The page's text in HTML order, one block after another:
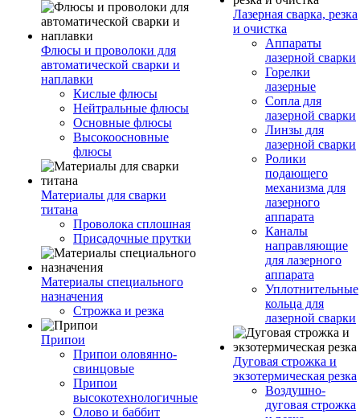
Флюсы и проволоки для
автоматической сварки и
наплавки
Кислые флюсы
Нейтральные флюсы
Основные флюсы
Высокоосновные
флюсы
Материалы для сварки
титана
Проволока сплошная
Присадочные прутки
Материалы специального
назначения
Строжка и резка
Припои
Припои оловянно-
свинцовые
Припои
высокотехнологичные
Олово и баббит
Лазерная сварка, резка
и очистка
Аппараты
лазерной сварки
Горелки
лазерные
Сопла для
лазерной сварки
Линзы для
лазерной сварки
Ролики
подающего
механизма для
лазерного
аппарата
Каналы
направляющие
для лазерного
аппарата
Уплотнительные
кольца для
лазерной сварки
Дуговая строжка и
экзотермическая резка
Воздушно-
дуговая строжка